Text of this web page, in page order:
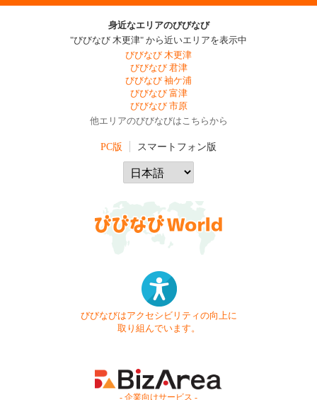
身近なエリアのびびなび
"びびなび 木更津" から近いエリアを表示中
びびなび 木更津
びびなび 君津
びびなび 袖ケ浦
びびなび 富津
びびなび 市原
他エリアのびびなびはこちらから
PC版 スマートフォン版
びびなびはアクセシビリティの向上に
取り組んでいます。
- 企業向けサービス -